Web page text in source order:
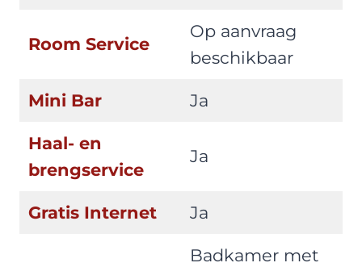
Room Service
Op aanvraag
beschikbaar
Mini Bar Ja
Haal- en
brengservice
Ja
Gratis Internet Ja
Badkamer met